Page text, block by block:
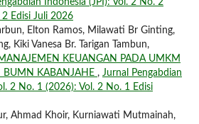
Indonesia (JPI): Vol. 2 No. 2
Edisi Juli 2026
Elton Ramos, Milawati Br Ginting,
Kiki Vanesa Br. Tarigan Tambun,
KEUANGAN PADA UMKM
BUMN KABANJAHE , Jurnal Pengabdian
2 No. 1 (2026): Vol. 2 No. 1 Edisi
Ahmad Khoir, Kurniawati Mutmainah,